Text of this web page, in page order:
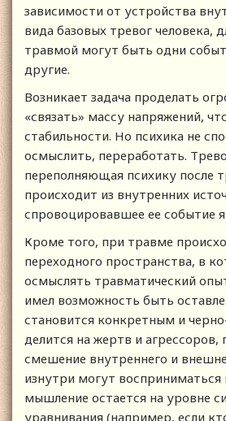
зависимости от устройства
вида базовых тревог человека,
травмой могут быть одни
другие.
Возникает задача проделать
«связать» массу напряжений,
стабильности. Но психика не
осмыслить, переработать.
переполняющая психику после
происходит из внутренних
спровоцировавшее ее событие
Кроме того, при травме
переходного пространства, в
осмыслять травматический
имел возможность быть
становится конкретным и
делится на жертв и агрессоров,
смешение внутреннего и
изнутри могут восприниматься
мышление остается на уровне
уравнивания (например, если